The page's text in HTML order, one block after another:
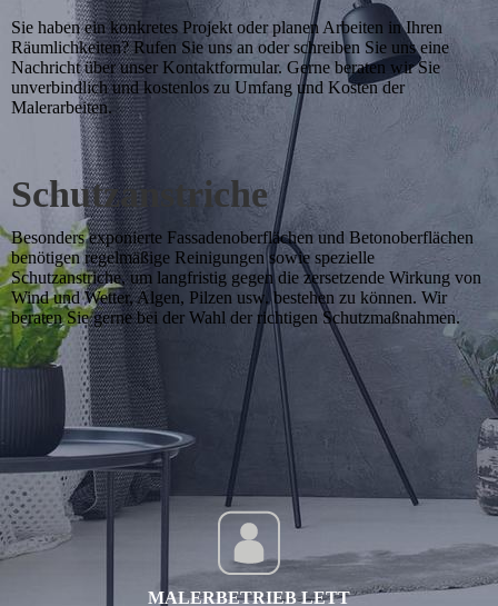
Sie haben ein konkretes Projekt oder planen Arbeiten in Ihren
Räumlichkeiten? Rufen Sie uns an oder schreiben Sie uns eine
Nachricht über unser Kontaktformular. Gerne beraten wir Sie
unverbindlich und kostenlos zu Umfang und Kosten der
Malerarbeiten.
Schutzanstriche
Besonders exponierte Fassadenoberflächen und Betonoberflächen
benötigen regelmäßige Reinigungen sowie spezielle
Schutzanstriche, um langfristig gegen die zersetzende Wirkung von
Wind und Wetter, Algen, Pilzen usw. bestehen zu können. Wir
beraten Sie gerne bei der Wahl der richtigen Schutzmaßnahmen.
MALERBETRIEB LETT